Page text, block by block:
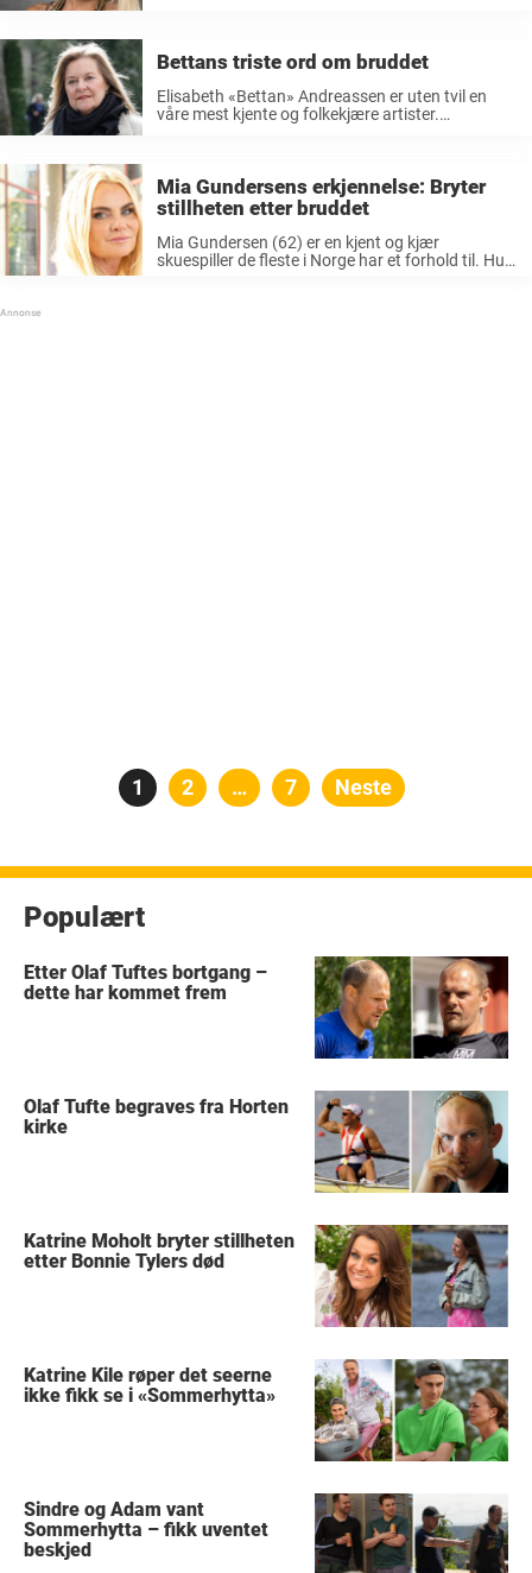
Bettans triste ord om bruddet
Elisabeth «Bettan» Andreassen er uten tvil en
våre mest kjente og folkekjære artister.
suksess, og det ...
Mia Gundersens erkjennelse: Bryter
stillheten etter bruddet
Mia Gundersen (62) er en kjent og kjær
skuespiller de fleste i Norge har et forhold til. Hun
Posts
Side
1 Side
2 … Side
7 Neste
Populært
Etter Olaf Tuftes bortgang –
dette har kommet frem
Olaf Tufte begraves fra Horten
kirke
Katrine Moholt bryter stillheten
etter Bonnie Tylers død
Katrine Kile røper det seerne
ikke fikk se i «Sommerhytta»
Sindre og Adam vant
Sommerhytta – fikk uventet
beskjed